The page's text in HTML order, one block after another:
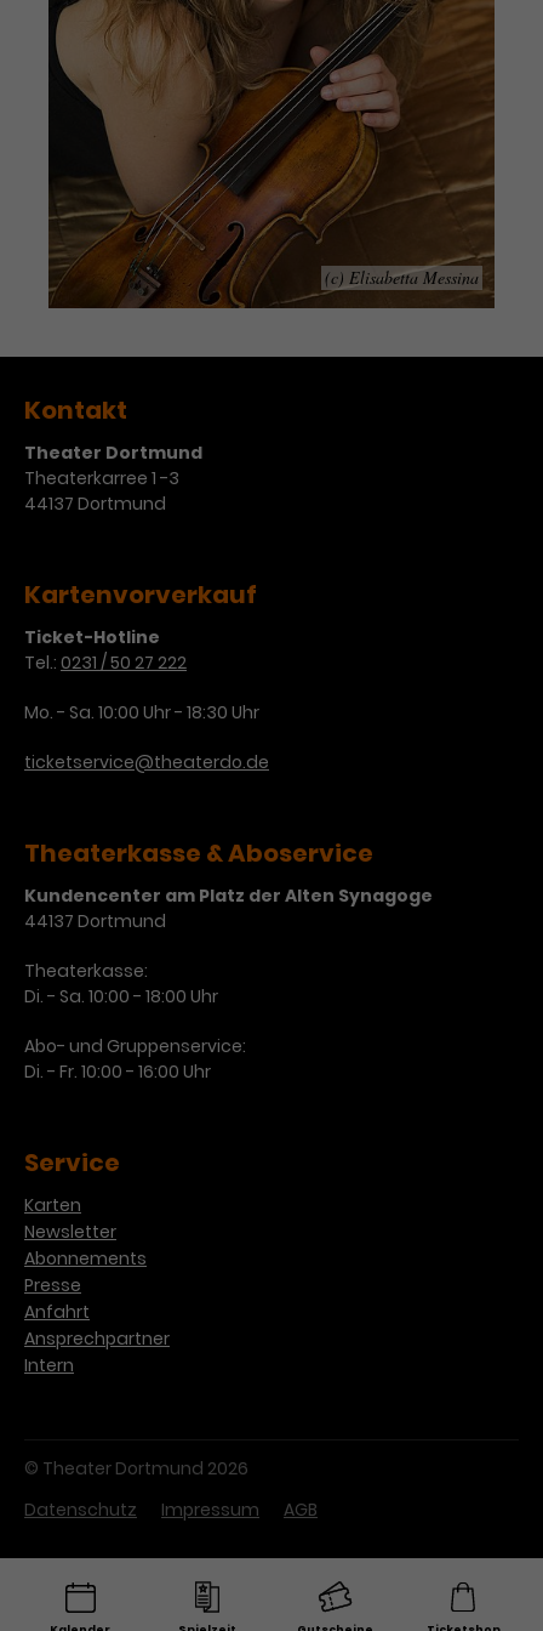
verschiedene Websites hinweg.
(c) Elisabetta Messina
Kontakt
Theater Dortmund
Theaterkarree 1 -3
44137 Dortmund
Kartenvorverkauf
Ticket-Hotline
Tel.: 0231 / 50 27 222
Mo. - Sa. 10:00 Uhr - 18:30 Uhr
ticketservice@theaterdo.de
Theaterkasse & Aboservice
Kundencenter am Platz der Alten Synagoge
44137 Dortmund
Theaterkasse:
Di. - Sa. 10:00 - 18:00 Uhr
Abo- und Gruppenservice:
Di. - Fr. 10:00 - 16:00 Uhr
Service
Karten
Newsletter
Abonnements
Presse
Anfahrt
Ansprechpartner
Intern
© Theater Dortmund 2026
Datenschutz
Impressum AGB